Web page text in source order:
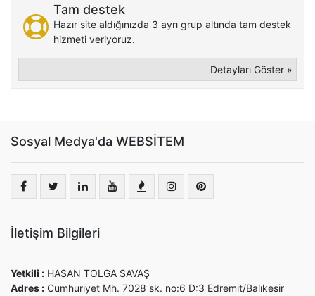
Tam destek
Hazır site aldığınızda 3 ayrı grup altında tam destek
hizmeti veriyoruz.
Detayları Göster »
Sosyal Medya'da WEBSİTEM
İletişim Bilgileri
Yetkili : HASAN TOLGA SAVAŞ
Adres : Cumhuriyet Mh. 7028 sk. no:6 D:3 Edremit/Balıkesir